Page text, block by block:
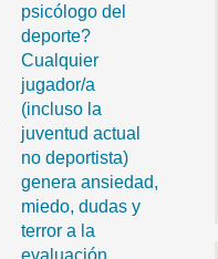
psicólogo del
deporte?
Cualquier
jugador/a
(incluso la
juventud actual
no deportista)
genera ansiedad,
miedo, dudas y
terror a la
evaluación